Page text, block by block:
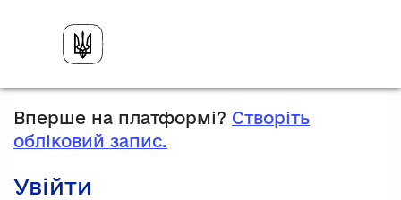
Вперше на платформі? Створіть
обліковий запис.
Увійти